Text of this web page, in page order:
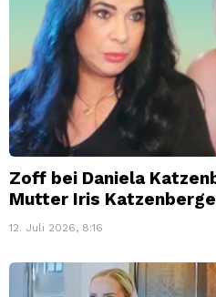
Zoff bei Daniela
Mutter Iris
12. Juli 2026, 8:16